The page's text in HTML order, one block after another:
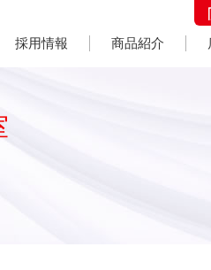
採用情報 商品紹介